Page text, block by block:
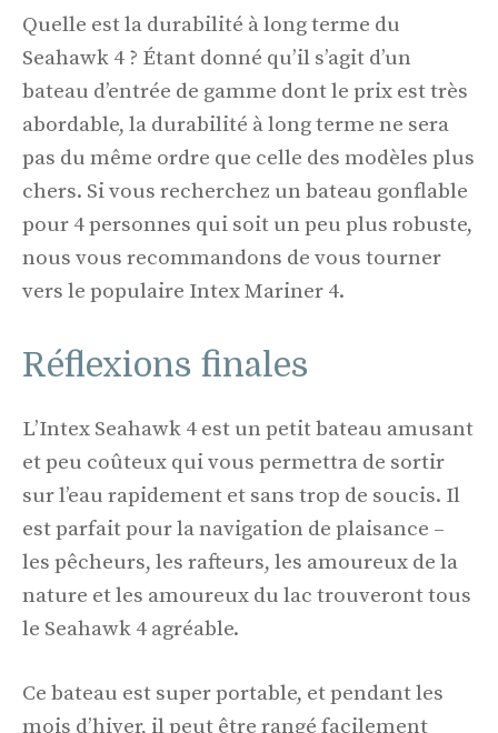
Quelle est la durabilité à long terme du
Seahawk 4 ? Étant donné qu’il s’agit d’un
bateau d’entrée de gamme dont le prix est très
abordable, la durabilité à long terme ne sera
pas du même ordre que celle des modèles plus
chers. Si vous recherchez un bateau gonflable
pour 4 personnes qui soit un peu plus robuste,
nous vous recommandons de vous tourner
vers le populaire Intex Mariner 4.
Réflexions finales
L’Intex Seahawk 4 est un petit bateau amusant
et peu coûteux qui vous permettra de sortir
sur l’eau rapidement et sans trop de soucis. Il
est parfait pour la navigation de plaisance –
les pêcheurs, les rafteurs, les amoureux de la
nature et les amoureux du lac trouveront tous
le Seahawk 4 agréable.
Ce bateau est super portable, et pendant les
mois d’hiver, il peut être rangé facilement